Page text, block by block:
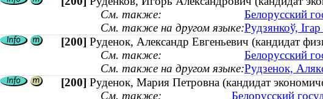
См. также:
Белорусский
См. также на другом языке:Рудзянкоў,
[200] Руденок, Александр Евгеньевич (кандидат
См. также:
Белорусский
См. также на другом языке:Рудзенок,
[200] Руденок, Мария Петровна (кандидат
См. также:
Белорусский